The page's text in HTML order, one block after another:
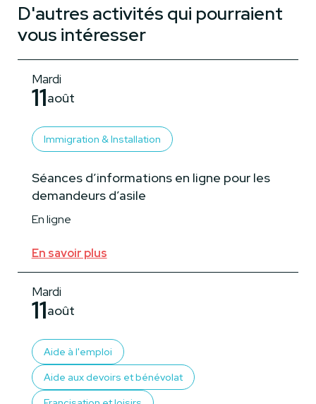
D'autres activités qui pourraient
vous intéresser
Mardi
11août
Immigration & Installation
Séances d’informations en ligne pour les
demandeurs d’asile
En ligne
En savoir plus
Mardi
11août
Aide à l'emploi
Aide aux devoirs et bénévolat